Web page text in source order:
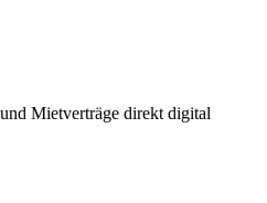
Mietverträge direkt digital